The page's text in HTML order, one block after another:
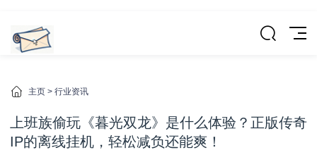
主页 > 行业资讯
上班族偷玩《暮光双龙》是什么体验？正版传奇
IP的离线挂机，轻松减负还能爽！